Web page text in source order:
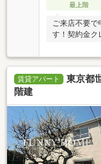
最上階
ご来店不要
す！契約金ク
賃貸アパート
東京都
階建